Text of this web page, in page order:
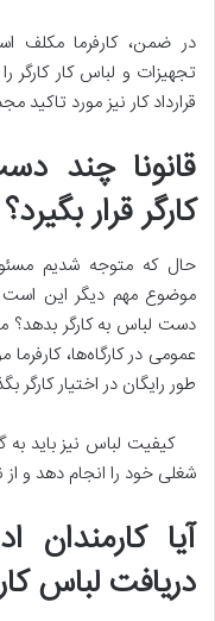
در ضمن، کارفرما مکلف
تجهیزات و لباس کار کارگر
قرارداد کار نیز مورد تاکید
قانونا چند
کارگر قرار بگیرد؟
حال که متوجه شدیم
موضوع مهم دیگر این
عمومی در کارگاه‌ها،
طور رایگان در اختیار کارگر
کیفیت لباس نیز باید به
شغلی خود را انجام دهد و از
آیا کارمندان
دریافت لبا‌س